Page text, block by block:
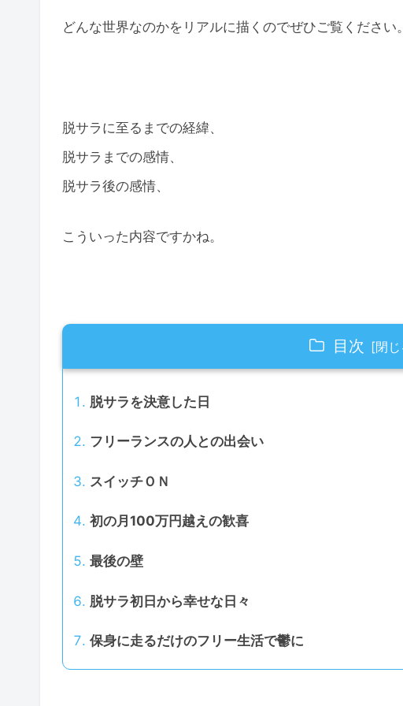
どんな世界なのかをリアルに描くのでぜひご覧ください。
脱サラに至るまでの経緯、
脱サラまでの感情、
脱サラ後の感情、
こういった内容ですかね。
目次
脱サラを決意した日
フリーランスの人との出会い
スイッチＯＮ
初の月100万円越えの歓喜
最後の壁
脱サラ初日から幸せな日々
保身に走るだけのフリー生活で鬱に